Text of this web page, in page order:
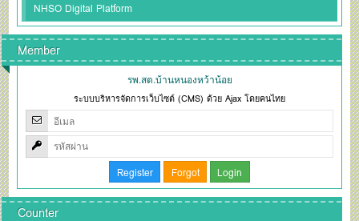
NHSO Digital Platform
Member
รพ.สต.บ้านหนองหว้าน้อย
ระบบบริหารจัดการเว็บไซต์ (CMS) ด้วย Ajax โดยคนไทย
Counter